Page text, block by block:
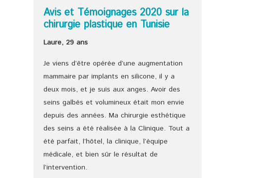
Avis et Témoignages 2020 sur la
chirurgie plastique en Tunisie
Laure, 29 ans
Je viens d’être opérée d’une augmentation
mammaire par implants en silicone, il y a
deux mois, et je suis aux anges. Avoir des
seins galbés et volumineux était mon envie
depuis des années. Ma chirurgie esthétique
des seins a été réalisée à la Clinique. Tout a
été parfait, l’hôtel, la clinique, l’équipe
médicale, et bien sûr le résultat de
l’intervention.